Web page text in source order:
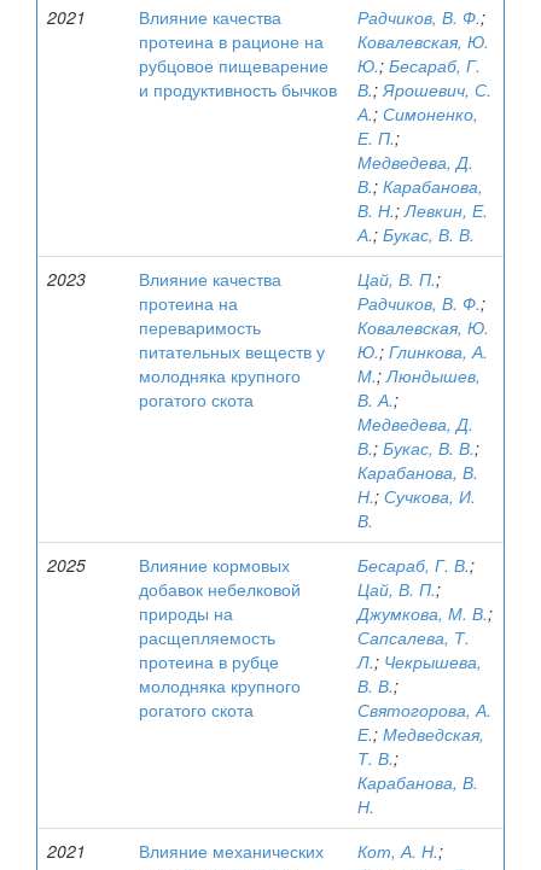
2021
Влияние качества
протеина в рационе на
рубцовое пищеварение
и продуктивность бычков
Радчиков, В. Ф.;
Ковалевская, Ю.
Ю.; Бесараб, Г.
В.;Ярошевич, С.
А.; Симоненко,
Е. П.;
Медведева, Д.
В.; Карабанова,
В. Н.;Левкин, Е.
А.; Букас, В. В.
2023
Влияние качества
протеина на
переваримость
питательных веществ у
молодняка крупного
рогатого скота
Цай, В. П.;
Радчиков, В. Ф.;
Ковалевская, Ю.
Ю.; Глинкова, А.
М.;Люндышев,
В. А.;
Медведева, Д.
В.; Букас, В. В.;
Карабанова, В.
Н.; Сучкова, И.
В.
2025
Влияние кормовых
добавок небелковой
природы на
расщепляемость
протеина в рубце
молодняка крупного
рогатого скота
Бесараб, Г. В.;
Цай, В. П.;
Джумкова, М. В.;
Сапсалева, Т.
Л.; Чекрышева,
В. В.;
Святогорова, А.
Е.; Медведская,
Т. В.;
Карабанова, В.
Н.
2021
Влияние механических
Кот, А. Н.;